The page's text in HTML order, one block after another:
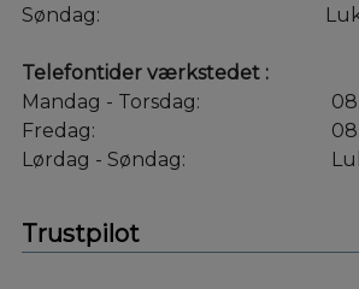
Søndag:
Telefontider værkstedet :
Mandag - Torsdag:
Fredag:
Lørdag - Søndag:
Trustpilot